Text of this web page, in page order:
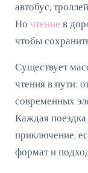
автобус,
Но чтение в
чтобы
Существует
чтения в пути:
современных
Каждая
приключение,
формат и